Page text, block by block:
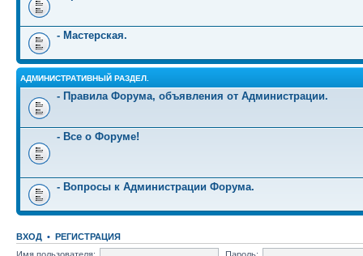
- Мастерская.
АДМИНИСТРАТИВНЫЙ РАЗДЕЛ.
- Правила Форума, объявления от Администрации.
- Все о Форуме!
- Вопросы к Администрации Форума.
ВХОД • РЕГИСТРАЦИЯ